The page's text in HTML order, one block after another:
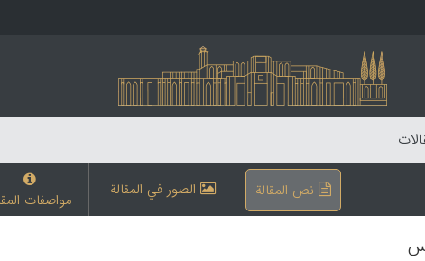
نص المقالة الصور في المقالة مواصفات